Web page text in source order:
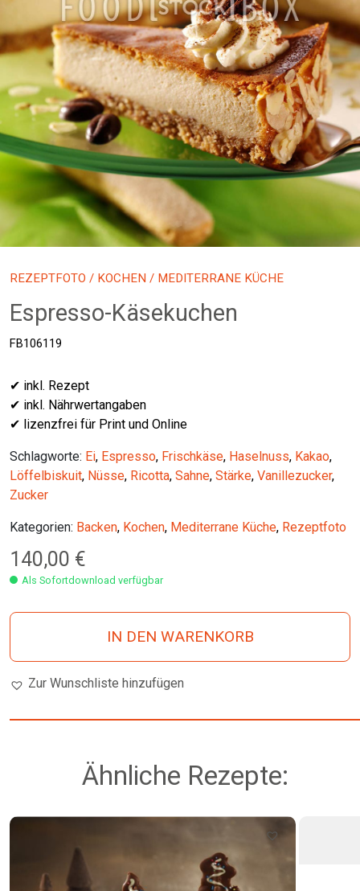
REZEPTFOTO / KOCHEN / MEDITERRANE KÜCHE
Espresso-Käsekuchen
FB106119
✔ inkl. Rezept
✔ inkl. Nährwertangaben
✔ lizenzfrei für Print und Online
Schlagworte: Ei, Espresso, Frischkäse, Haselnuss, Kakao,
Löffelbiskuit, Nüsse, Ricotta, Sahne, Stärke, Vanillezucker,
Zucker
Kategorien: Backen, Kochen, Mediterrane Küche, Rezeptfoto
140,00 €
Als Sofortdownload verfügbar
IN DEN WARENKORB
Zur Wunschliste hinzufügen
Ähnliche Rezepte: